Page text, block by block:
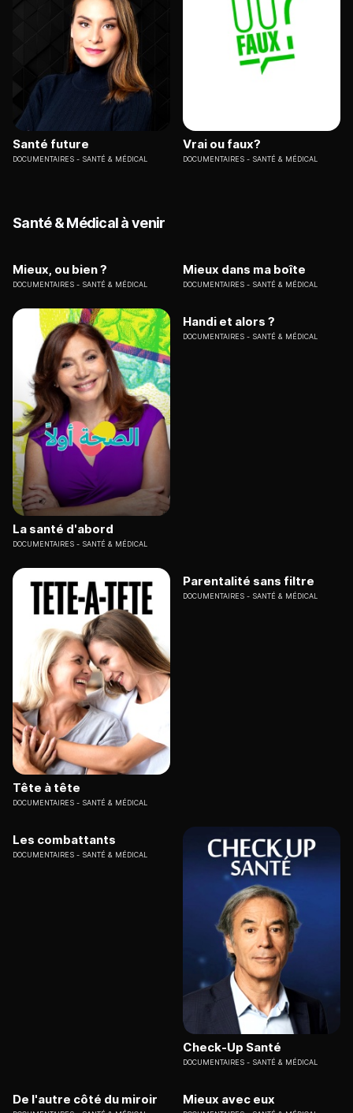
Santé future
DOCUMENTAIRES SANTÉ & MÉDICAL
Vrai ou faux?
DOCUMENTAIRES SANTÉ & MÉDICAL
Santé & Médical à venir
Mieux, ou bien ?
DOCUMENTAIRES SANTÉ & MÉDICAL
Mieux dans ma boîte
DOCUMENTAIRES SANTÉ & MÉDICAL
La santé d'abord
DOCUMENTAIRES SANTÉ & MÉDICAL
Handi et alors ?
DOCUMENTAIRES SANTÉ & MÉDICAL
Tête à tête
DOCUMENTAIRES SANTÉ & MÉDICAL
Parentalité sans filtre
DOCUMENTAIRES SANTÉ & MÉDICAL
Les combattants
DOCUMENTAIRES SANTÉ & MÉDICAL
Check-Up Santé
DOCUMENTAIRES SANTÉ & MÉDICAL
De l'autre côté du miroir Mieux avec eux